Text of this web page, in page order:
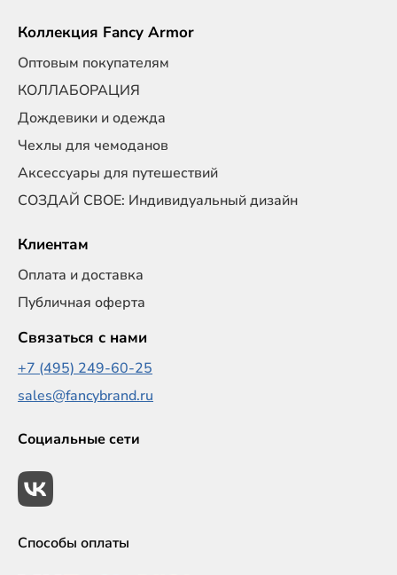
Коллекция Fancy Armor
Оптовым покупателям
КОЛЛАБОРАЦИЯ
Дождевики и одежда
Чехлы для чемоданов
Аксессуары для путешествий
СОЗДАЙ СВОЕ: Индивидуальный дизайн
Клиентам
Оплата и доставка
Публичная оферта
Связаться с нами
+7 (495) 249-60-25
sales@fancybrand.ru
Социальные сети
Способы оплаты